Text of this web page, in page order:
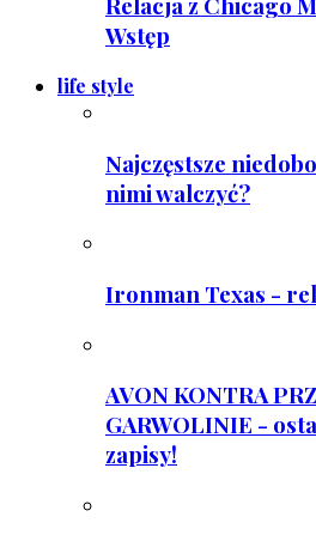
Wstęp
life style
Najczęstsze
nimi walczyć?
Ironman Texas -
AVON KONTRA
GARWOLINIE -
zapisy!